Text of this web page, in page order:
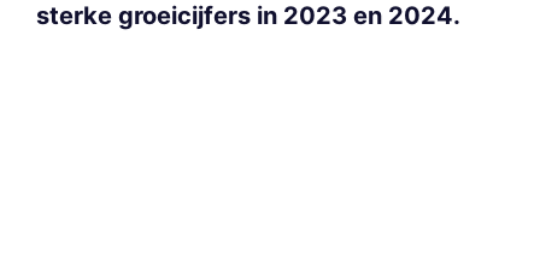
sterke groeicijfers in 2023 en 2024.